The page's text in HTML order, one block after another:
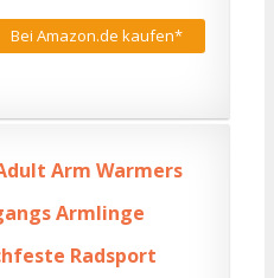
Bei Amazon.de kaufen*
Arm Warmers
Armlinge
Radsport